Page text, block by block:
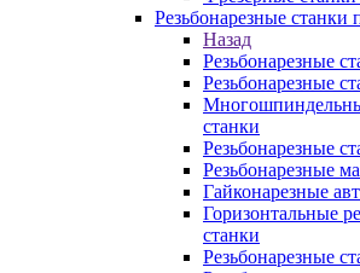
Резьбонарезные станки
Назад
Резьбонарезные
Резьбонарезные
станки
Резьбонарезные
Резьбонарезные
Гайконарезные
Горизонтальные
станки
Резьбонарезные